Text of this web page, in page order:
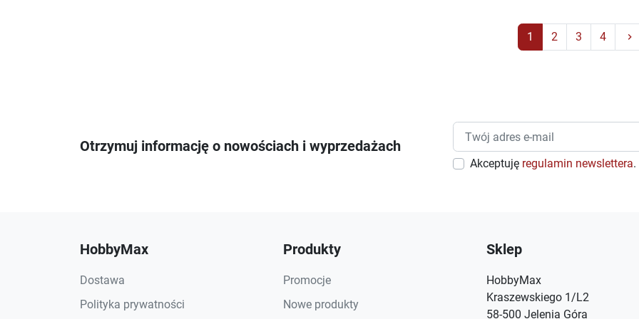
1 2 3 4 keyboard_arrow_right
Otrzymuj informację o nowościach i wyprzedażach
Akceptuję regulamin newslettera.
HobbyMax
Dostawa
Polityka prywatności
Produkty
Promocje
Nowe produkty
Sklep
HobbyMax
Kraszewskiego 1/L2
58-500 Jelenia Góra